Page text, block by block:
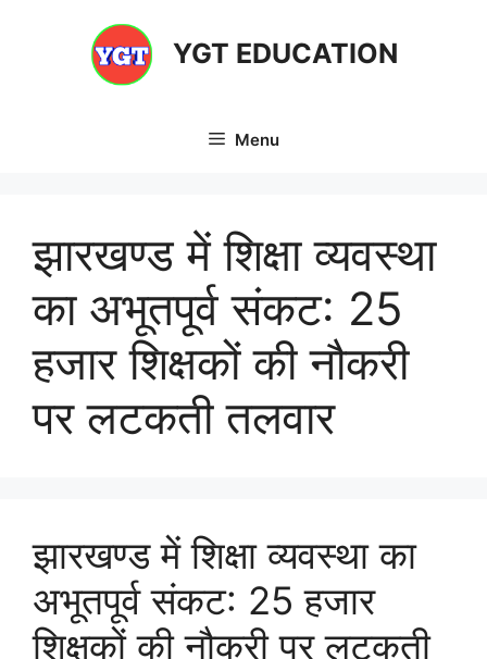
YGT EDUCATION
Menu
झारखण्ड में शिक्षा व्यवस्था
का अभूतपूर्व संकट: 25
हजार शिक्षकों की नौकरी
पर लटकती तलवार
झारखण्ड में शिक्षा व्यवस्था का
अभूतपूर्व संकट: 25 हजार
शिक्षकों की नौकरी पर लटकती